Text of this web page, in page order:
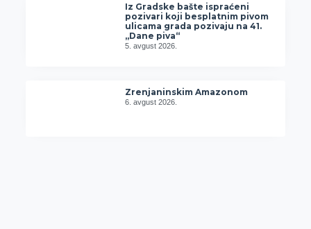
Iz Gradske bašte ispraćeni
pozivari koji besplatnim pivom
ulicama grada pozivaju na 41.
„Dane piva“
5. avgust 2026.
Zrenjaninskim Amazonom
6. avgust 2026.